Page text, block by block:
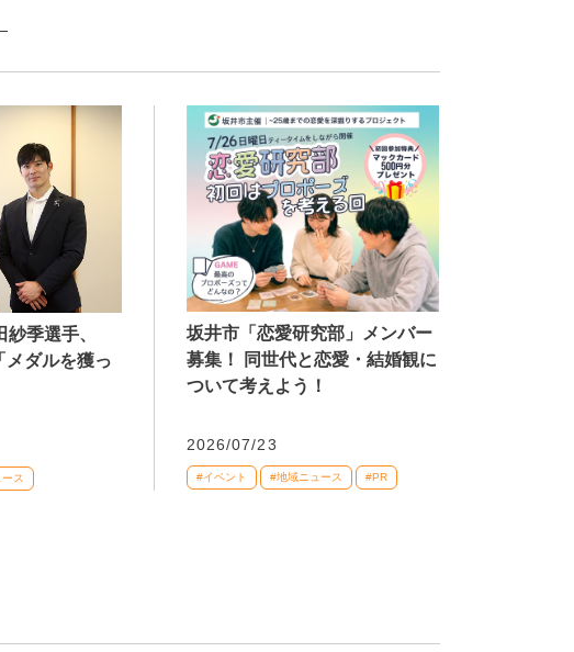
季選手、
メダルを獲っ
ス
坂井市「恋愛研究部」メンバー
募集！ 同世代と恋愛・結婚観に
ついて考えよう！
2026/07/23
#イベント #地域ニュース #PR